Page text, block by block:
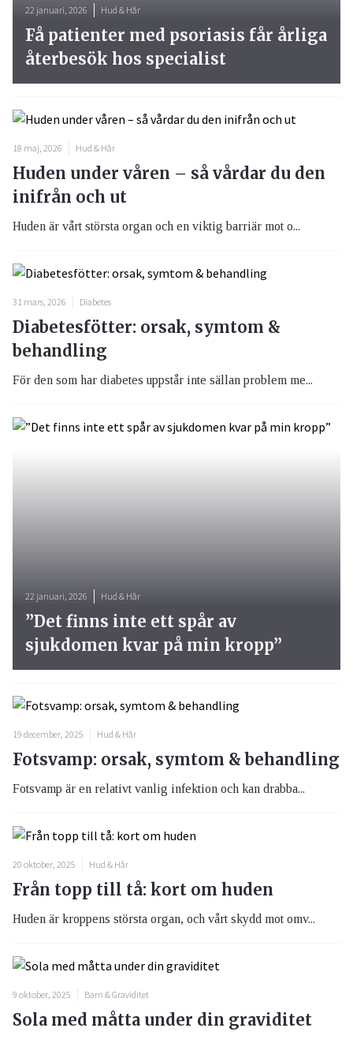
18 maj, 2026 Hud & Hår
Huden under våren – så vårdar du den
inifrån och ut
Huden är vårt största organ och en viktig barriär mot o...
31 mars, 2026 Diabetes
Diabetesfötter: orsak, symtom &
behandling
För den som har diabetes uppstår inte sällan problem me...
22 januari, 2026 Hud & Hår
Få patienter med psoriasis får årliga
återbesök hos specialist
22 januari, 2026 Hud & Hår
”Det finns inte ett spår av
sjukdomen kvar på min kropp”
19 december, 2025 Hud & Hår
Fotsvamp: orsak, symtom & behandling
Fotsvamp är en relativt vanlig infektion och kan drabba...
20 oktober, 2025 Hud & Hår
Från topp till tå: kort om huden
Huden är kroppens största organ, och vårt skydd mot omv...
9 oktober, 2025 Barn & Graviditet
Sola med måtta under din graviditet